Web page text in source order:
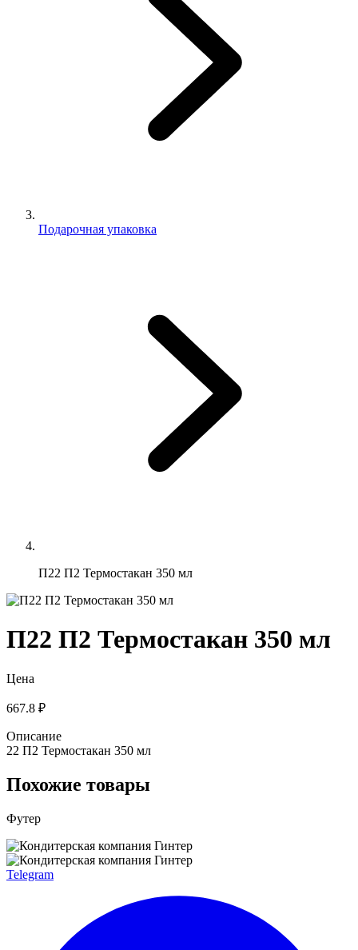
Подарочная упаковка
П22 П2 Термостакан 350 мл
П22 П2 Термостакан 350 мл
Цена
667.8 ₽
Описание
22 П2 Термостакан 350 мл
Похожие товары
Футер
Telegram